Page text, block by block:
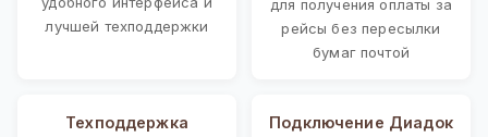
лучшей техподдержки
для получения оплаты за
рейсы без пересылки
бумаг почтой
Техподдержка
Подключение Диадок